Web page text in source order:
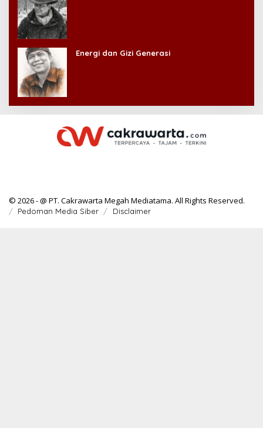
Energi dan Gizi Generasi
© 2026 - @ PT. Cakrawarta Megah Mediatama. All Rights Reserved.
Pedoman Media Siber Disclaimer